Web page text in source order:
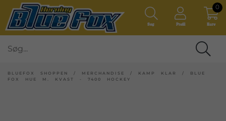
Søg Profil Kurv
0
BLUEFOX SHOPPEN / MERCHANDISE / KAMP KLAR / BLUE
FOX HUE M. KVAST - 7400 HOCKEY